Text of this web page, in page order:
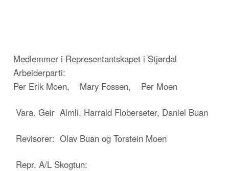
Medlemmer i Representantskapet i Stjørdal
Arbeiderparti:
Per Erik Moen, Mary Fossen, Per Moen
Vara. Geir Almli, Harrald Floberseter, Daniel Buan
Revisorer: Olav Buan og Torstein Moen
Repr. A/L Skogtun: